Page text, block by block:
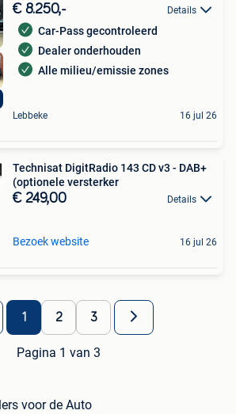
€ 8.250,- Details
Car-Pass gecontroleerd
Dealer onderhouden
Alle milieu/emissie zones
Lebbeke 16 jul 26
Technisat DigitRadio 143 CD v3 - DAB+
(optionele versterker
€ 249,00 Details
Bezoek website 16 jul 26
1 2 3
Pagina 1 van 3
voor de Auto